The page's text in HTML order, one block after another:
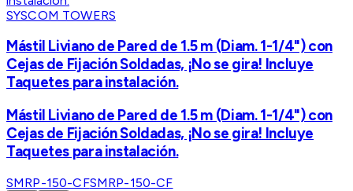
SYSCOM TOWERS
Mástil Liviano de Pared de 1.5 m (Diam. 1-1/4") con
Cejas de Fijación Soldadas, ¡No se gira! Incluye
Taquetes para instalación.
Mástil Liviano de Pared de 1.5 m (Diam. 1-1/4") con
Cejas de Fijación Soldadas, ¡No se gira! Incluye
Taquetes para instalación.
SMRP-150-CFSMRP-150-CF